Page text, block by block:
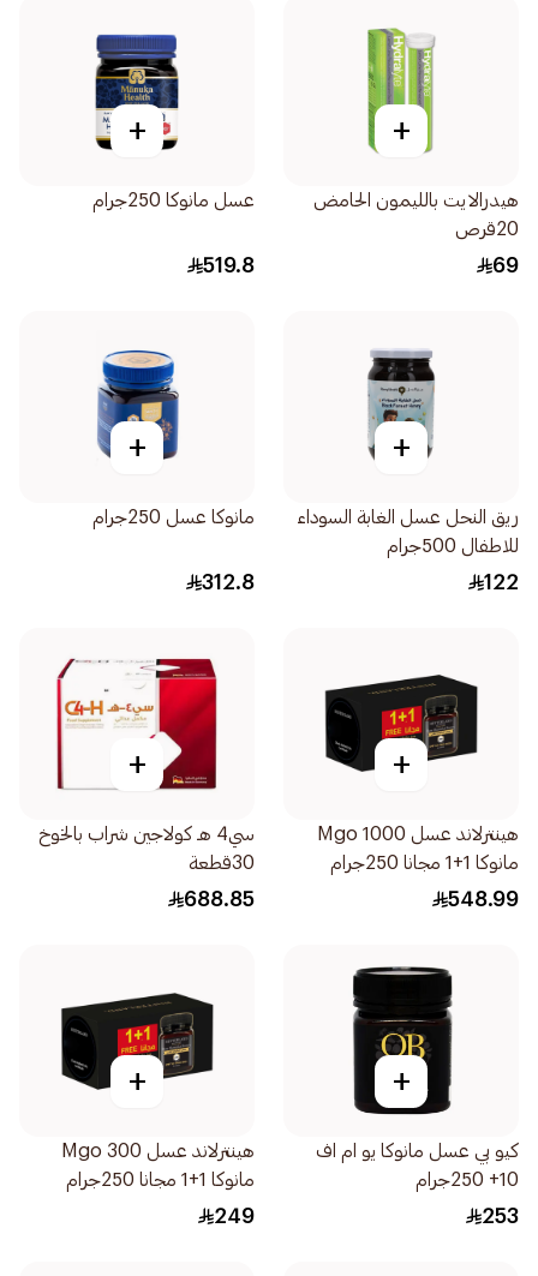
+
هيدرالايت بالليمون الحامض
20قرص
69
+
عسل مانوكا 250جرام
519.8
+
ريق النحل عسل الغابة السوداء
للاطفال 500جرام
122
+
مانوكا عسل 250جرام
312.8
+
هينترلاند عسل 1000 Mgo
مانوكا 1+1 مجانا 250جرام
548.99
+
سي4 هـ كولاجين شراب بالخوخ
30قطعة
688.85
+
كيو بي عسل مانوكا يو ام اف
10+ 250جرام
253
+
هينترلاند عسل 300 Mgo
مانوكا 1+1 مجانا 250جرام
249